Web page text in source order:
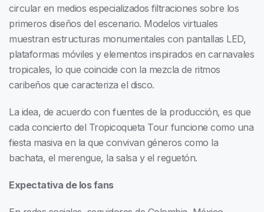
circular en medios especializados filtraciones sobre los
primeros diseños del escenario. Modelos virtuales
muestran estructuras monumentales con pantallas LED,
plataformas móviles y elementos inspirados en carnavales
tropicales, lo que coincide con la mezcla de ritmos
caribeños que caracteriza el disco.
La idea, de acuerdo con fuentes de la producción, es que
cada concierto del Tropicoqueta Tour funcione como una
fiesta masiva en la que convivan géneros como la
bachata, el merengue, la salsa y el reguetón.
Expectativa de los fans